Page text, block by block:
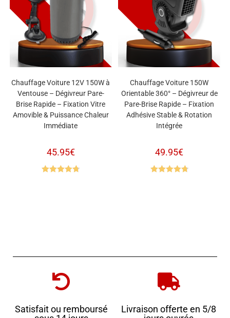
Chauffage Voiture 12V 150W à
Ventouse – Dégivreur Pare-
Brise Rapide – Fixation Vitre
Amovible & Puissance Chaleur
Immédiate
45.95€
Chauffage Voiture 150W
Orientable 360° – Dégivreur de
Pare-Brise Rapide – Fixation
Adhésive Stable & Rotation
Intégrée
49.95€
Satisfait ou remboursé
Livraison offerte en 5/8